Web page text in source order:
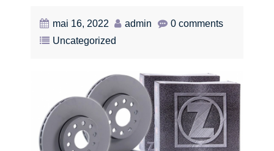
mai 16, 2022 admin
0 comments
Uncategorized